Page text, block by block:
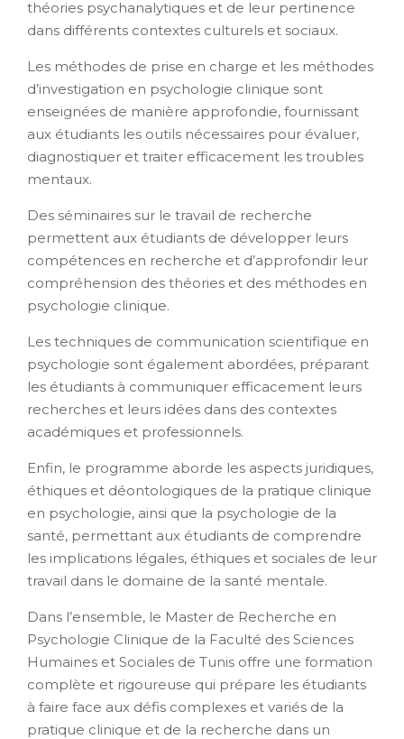
théories psychanalytiques et de leur pertinence
dans différents contextes culturels et sociaux.
Les méthodes de prise en charge et les méthodes
d’investigation en psychologie clinique sont
enseignées de manière approfondie, fournissant
aux étudiants les outils nécessaires pour évaluer,
diagnostiquer et traiter efficacement les troubles
mentaux.
Des séminaires sur le travail de recherche
permettent aux étudiants de développer leurs
compétences en recherche et d’approfondir leur
compréhension des théories et des méthodes en
psychologie clinique.
Les techniques de communication scientifique en
psychologie sont également abordées, préparant
les étudiants à communiquer efficacement leurs
recherches et leurs idées dans des contextes
académiques et professionnels.
Enfin, le programme aborde les aspects juridiques,
éthiques et déontologiques de la pratique clinique
en psychologie, ainsi que la psychologie de la
santé, permettant aux étudiants de comprendre
les implications légales, éthiques et sociales de leur
travail dans le domaine de la santé mentale.
Dans l’ensemble, le Master de Recherche en
Psychologie Clinique de la Faculté des Sciences
Humaines et Sociales de Tunis offre une formation
complète et rigoureuse qui prépare les étudiants
à faire face aux défis complexes et variés de la
pratique clinique et de la recherche dans un